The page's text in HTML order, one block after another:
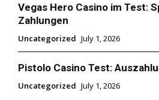
Vegas Hero Casino im Test:
Zahlungen
Uncategorized July 1, 2026
Pistolo Casino Test:
Uncategorized July 1, 2026